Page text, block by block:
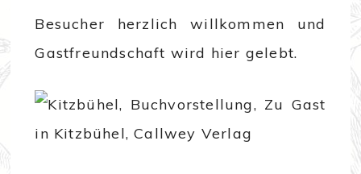
Besucher herzlich willkommen und
Gastfreundschaft wird hier gelebt.